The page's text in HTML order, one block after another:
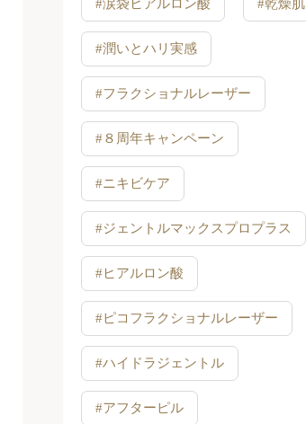
#涙袋ヒアルロン酸 #乾燥肌
#潤いとハリ実感
#フラクショナルレーザー
#８周年キャンペーン
#ニキビケア
#ジェントルマックスプロプラス
#ヒアルロン酸
#ピコフラクショナルレーザー
#ハイドラジェントル
#アフターピル